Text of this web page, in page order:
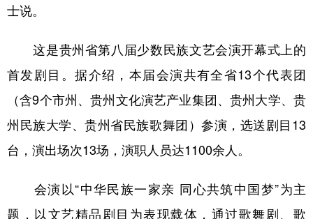
广东 广西 海南 重庆
四川 贵州 云南 西藏
陕西 甘肃 青海
新疆 内蒙古 黑龙江
士说。
这是贵州省第八届少数民族文艺会演开幕式上的
首发剧目。据介绍，本届会演共有全省13个代表团
（含9个市州、贵州文化演艺产业集团、贵州大学、贵
州民族大学、贵州省民族歌舞团）参演，选送剧目13
台，演出场次13场，演职人员达1100余人。
会演以“中华民族一家亲 同心共筑中国梦”为主
题，以文艺精品剧目为表现载体，通过歌舞剧、歌